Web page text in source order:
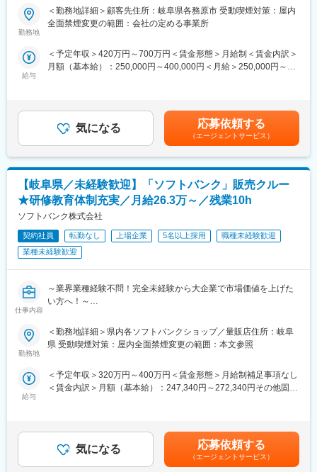
■この仕事の魅力
躍しています。
・年休実質128日！
・保育園に預けて復職した場合⇒保育手当を支給（3歳まで）
・お子さんが4歳に達するまで時短勤務可
・時短とフルタイムをミックスして使えます『慣らしフルタイム
制度』あり
（2）ベルパークは東証スタンダード上場企業。全国に300店以上
の店舗を展開し、安定した経営基盤を誇ります。研修体制も充
実！コンプライアンス研修、業務知識習得研修のほか、店舗配属
後もスキルアップ・レベルアップを支援するツールや環境が整っ
★スキルアップが叶えられる★
※試験の合格率は87.6％
※会社をあげて合格までしっかりサポートします!
こちらもご覧ください！（実際に活躍する社員のインタビューも
ございます！）
https://note.com/bellpark_saiyou
■業務内容：
機械系設計者として、下記業務のいずれかをお任せします。
（CATIA）
※こちらの案件以外にも様々な案件があります。是非貴方の「やり
■当社の特徴・魅力：
・システム開発以外でも、日本指折りのデータサイエンティスト
の方とパートナーシップを結んだAIプロジェクトやAI人材育成も
行っています。
・メタバース領域でも、AR／VR事業で世界的実績を誇るEON
Realityのノウハウや育成カリキュラムを扱える専属契約を結んだ
グループ会社「クロスリアリティ」を有しています。
・「AI」×「VR」×「システム開発」それぞれの有識者から学べる
経験と、何よりこれらをかけ合わせたキャリアパスがあります。
■成長できる環境：
・多様なエンジニアが市場価値ある人財として活躍できる『エン
を中核に、人材や技術に関するサービスを提供します。
・成長意欲を応援する制度をご用意しています。
◇研修・教育制度
エンジニアのスキルUPやキャリア形成のため、社員一人ひとりに
と連携することで、各技術分野の専門技術・複合技術・応用技
術・最新技術など、幅広い技術領域をサポートしています。
家賃補助制度、福利厚生サービス加入(全国保養所完備)、優秀社員
表彰制度、健康診断制度、社内イベントなどあり
勤務地
＜勤務地詳細＞顧客先住所：岐阜県各務原市 受動喫煙対策：屋内
全面禁煙変更の範囲：会社の定める事業所
給与
＜予定年収＞420万円～700万円＜賃金形態＞月給制＜賃金内訳＞
月額（基本給）：250,000円～400,000円＜月給＞250,000円～
下する可能性があります。月給(月額)は固定手当を含めた表記で
す。
気になる 応募依頼する
（エージェントサービス）
【岐阜県／未経験歓迎】「ソフトバンク」販売クルー
★研修教育体制充実／月給26.3万～／残業10h
ソフトバンク株式会社
契約社員 転勤なし 上場企業 5名以上採用
職種未経験歓迎
業種未経験歓迎
仕事内容
～業界業種経験不問！完全未経験から大企業で市場価値を上げた
い方へ！～
●研修充実で完全未経験でも安心！入社後や配属後等様々な研修を
ご用意
●平均残業10h／年休123日／年間100名以上の正社員化実績有の
登用制度完備／東証プライム上場
て、携帯電話を中心とした商材・各サービスの提案等を担当頂き
ます。
勤務地
＜勤務地詳細＞県内各ソフトバンクショップ／量販店住所：岐阜
県 受動喫煙対策：屋内全面禁煙変更の範囲：本文参照
給与
＜予定年収＞320万円～400万円＜賃金形態＞月給制補足事項なし
＜賃金内訳＞月額（基本給）：247,340円～272,340円その他固定
上下する可能性があります。月給(月額)は固定手当を含めた表記で
す。
気になる 応募依頼する
（エージェントサービス）